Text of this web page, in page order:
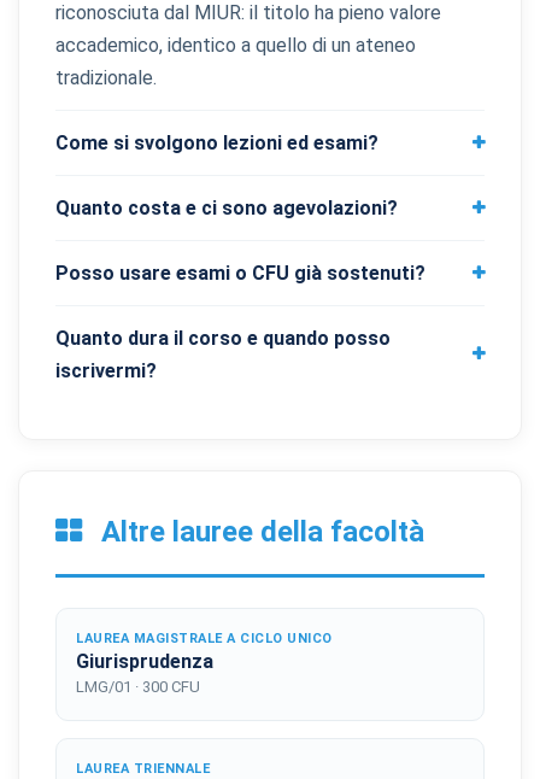
riconosciuta dal MIUR: il titolo ha pieno valore
accademico, identico a quello di un ateneo
tradizionale.
Come si svolgono lezioni ed esami?
Quanto costa e ci sono agevolazioni?
Posso usare esami o CFU già sostenuti?
Quanto dura il corso e quando posso
iscrivermi?
Altre lauree della facoltà
LAUREA MAGISTRALE A CICLO UNICO
Giurisprudenza
LMG/01 · 300 CFU
LAUREA TRIENNALE